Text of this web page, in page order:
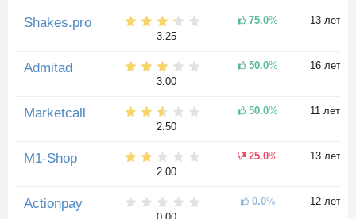
Shakes.pro
3.25
75.0% 13 лет
Admitad
3.00
50.0% 16 лет
Marketcall
2.50
50.0% 11 лет
M1-Shop
2.00
25.0% 13 лет
Actionpay
0.00
0.0% 12 лет